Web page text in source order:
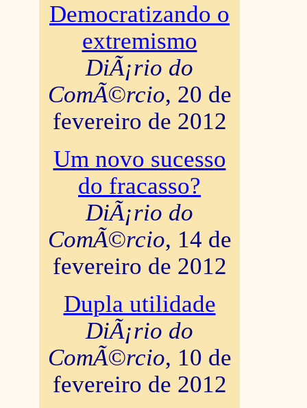
Democratizando o
extremismo
DiÃ¡rio do
ComÃ©rcio, 20 de
fevereiro de 2012
Um novo sucesso
do fracasso?
DiÃ¡rio do
ComÃ©rcio, 14 de
fevereiro de 2012
Dupla utilidade
DiÃ¡rio do
ComÃ©rcio, 10 de
fevereiro de 2012